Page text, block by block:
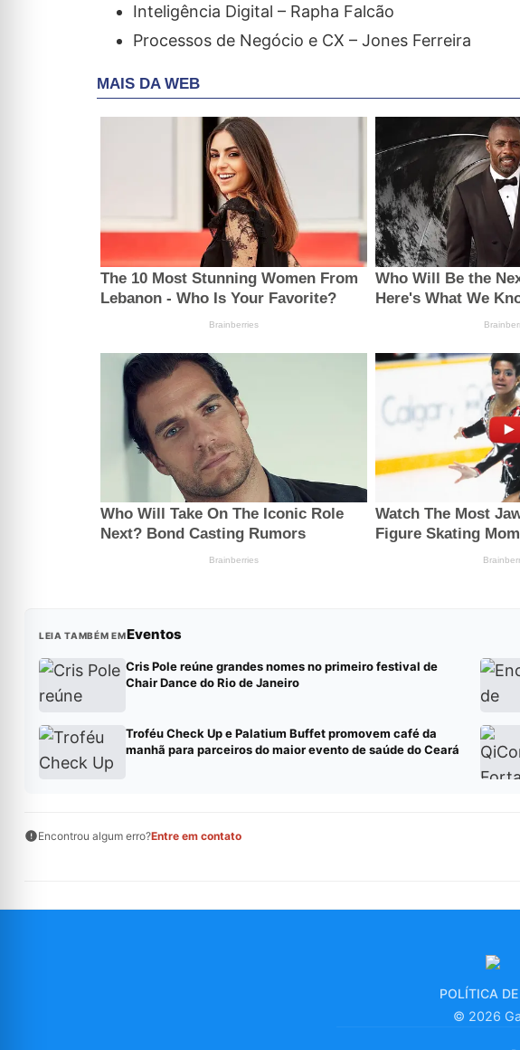
Inteligência Digital – Rapha Falcão
Processos de Negócio e CX – Jones Ferreira
LEIA TAMBÉM EMEventos
Cris Pole reúne grandes nomes no primeiro festival de
Chair Dance do Rio de Janeiro
Troféu Check Up e Palatium Buffet promovem café da
manhã para parceiros do maior evento de saúde do Ceará
Encontrou algum erro?Entre em contato
POLÍTICA
© 2026